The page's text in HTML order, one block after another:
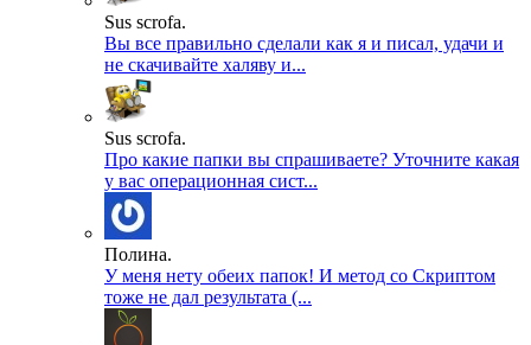
Sus scrofa.
Вы все правильно сделали как я и писал, удачи и
не скачивайте халяву и...
Sus scrofa.
Про какие папки вы спрашиваете? Уточните какая
у вас операционная сист...
Полина.
У меня нету обеих папок! И метод со Скриптом
тоже не дал результата (...